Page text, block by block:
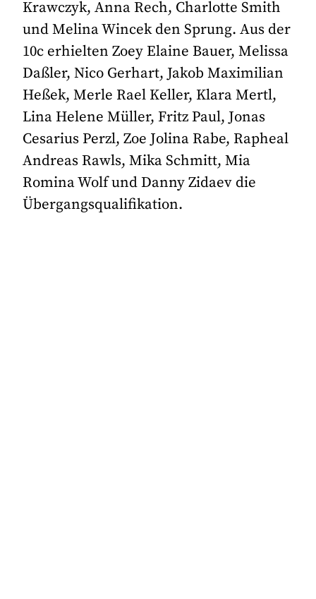
Krawczyk, Anna Rech, Charlotte Smith
und Melina Wincek den Sprung. Aus der
10c erhielten Zoey Elaine Bauer, Melissa
Daßler, Nico Gerhart, Jakob Maximilian
Heßek, Merle Rael Keller, Klara Mertl,
Lina Helene Müller, Fritz Paul, Jonas
Cesarius Perzl, Zoe Jolina Rabe, Rapheal
Andreas Rawls, Mika Schmitt, Mia
Romina Wolf und Danny Zidaev die
Übergangsqualifikation.